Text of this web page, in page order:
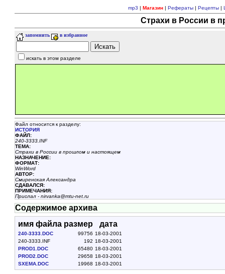
mp3 | Магазин| Рефераты| Рецепты|
Страхи в России в
запомнить в избранное
искать в этом разделе
Файл относится к разделу:
ИСТОРИЯ
ФАЙЛ:
240-3333.INF
ТЕМА:
Страхи в России в прошлом и настоящем
НАЗHАЧЕНИЕ:
ФОРМАТ:
WinWord
АВТОР:
Смиренская Александра
СДАВАЛСЯ:
ПРИМЕЧАНИЯ:
Прислал - nirvanka@mtu-net.ru
Содержимое архива
имя файла размер дата
240-3333.DOC 99756 18-03-2001
240-3333.INF
192 18-03-2001
PROD1.DOC
65480 18-03-2001
PROD2.DOC
29658 18-03-2001
SXEMA.DOC
19968 18-03-2001